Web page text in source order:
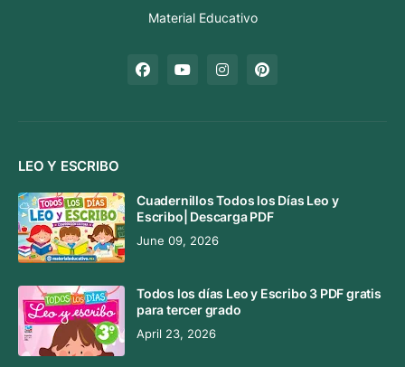
Material Educativo
LEO Y ESCRIBO
Cuadernillos Todos los Días Leo y
Escribo| Descarga PDF
June 09, 2026
Todos los días Leo y Escribo 3 PDF gratis
para tercer grado
April 23, 2026